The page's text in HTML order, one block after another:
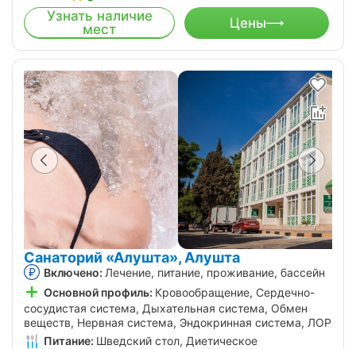
Узнать наличие
мест
Цены
Санаторий «Алушта», Алушта
Включено: Лечение, питание, проживание, бассейн
Основной профиль: Кровообращение, Сердечно-
сосудистая система, Дыхательная система, Обмен
веществ, Нервная система, Эндокринная система, ЛОР
Питание: Шведский стол, Диетическое